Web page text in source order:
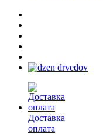
Доставка
оплата